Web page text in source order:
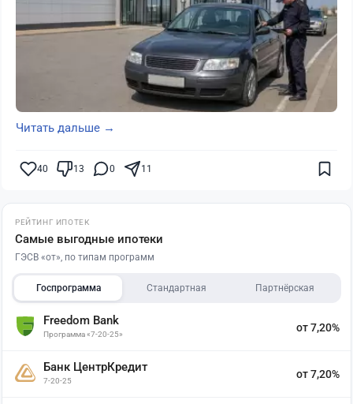
Читать дальше →
40 13 0 11
РЕЙТИНГ ИПОТЕК
Самые выгодные ипотеки
ГЭСВ «от», по типам программ
Госпрограмма Стандартная Партнёрская
Freedom Bank
Программа «7-20-25»
от 7,20%
Банк ЦентрКредит
7-20-25
от 7,20%